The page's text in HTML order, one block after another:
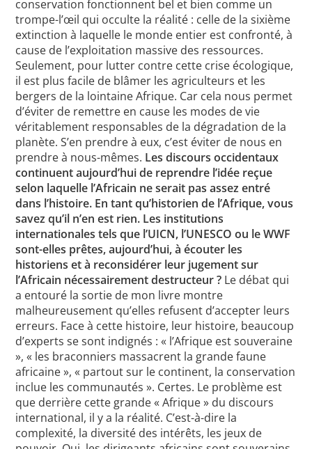
conservation fonctionnent bel et bien comme un
trompe-l’œil qui occulte la réalité : celle de la sixième
extinction à laquelle le monde entier est confronté, à
cause de l’exploitation massive des ressources.
Seulement, pour lutter contre cette crise écologique,
il est plus facile de blâmer les agriculteurs et les
bergers de la lointaine Afrique. Car cela nous permet
d’éviter de remettre en cause les modes de vie
véritablement responsables de la dégradation de la
planète. S’en prendre à eux, c’est éviter de nous en
prendre à nous-mêmes. Les discours occidentaux
continuent aujourd’hui de reprendre l’idée reçue
selon laquelle l’Africain ne serait pas assez entré
dans l’histoire. En tant qu’historien de l’Afrique, vous
savez qu’il n’en est rien. Les institutions
internationales tels que l’UICN, l’UNESCO ou le WWF
sont-elles prêtes, aujourd’hui, à écouter les
historiens et à reconsidérer leur jugement sur
l’Africain nécessairement destructeur ? Le débat qui
a entouré la sortie de mon livre montre
malheureusement qu’elles refusent d’accepter leurs
erreurs. Face à cette histoire, leur histoire, beaucoup
d’experts se sont indignés : « l’Afrique est souveraine
», « les braconniers massacrent la grande faune
africaine », « partout sur le continent, la conservation
inclue les communautés ». Certes. Le problème est
que derrière cette grande « Afrique » du discours
international, il y a la réalité. C’est-à-dire la
complexité, la diversité des intérêts, les jeux de